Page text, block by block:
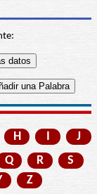
H I
J
Q R
S
Z